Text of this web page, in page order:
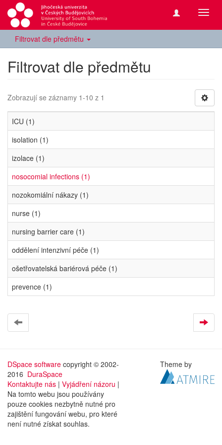
Filtrovat dle předmětu
Filtrovat dle předmětu
Zobrazují se záznamy 1-10 z 1
ICU (1)
isolation (1)
izolace (1)
nosocomial infections (1)
nozokomiální nákazy (1)
nurse (1)
nursing barrier care (1)
oddělení intenzivní péče (1)
ošetřovatelská bariérová péče (1)
prevence (1)
DSpace software copyright © 2002-
2016 DuraSpace
Kontaktujte nás | Vyjádření názoru |
Na tomto webu jsou používány
pouze cookies nezbytně nutné pro
zajištění fungování webu, pro které
není nutné získat souhlas.
Theme by